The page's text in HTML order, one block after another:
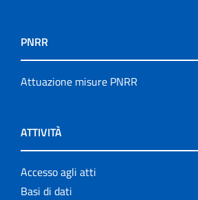
PNRR
Attuazione misure PNRR
ATTIVITÀ
Accesso agli atti
Basi di dati